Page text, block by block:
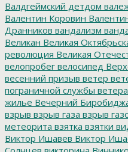
Валдгеймский детдом
Валентин Коровин
Дранников вандализм
Великан Великая
революция Великая
велопробег велосипед
весенний призыв ветер
пограничной службы
жилье Вечерний
взрыв взрыв газа взрыв
метеорита взятка взятки
Виктор Ишавев Виктор